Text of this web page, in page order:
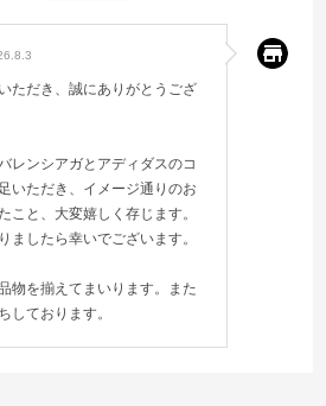
ただき、誠にありがとうござ
レンシアガとアディダスのコ
いただき、イメージ通りのお
こと、大変嬉しく存じます。
ましたら幸いでございます。
物を揃えてまいります。また
しております。